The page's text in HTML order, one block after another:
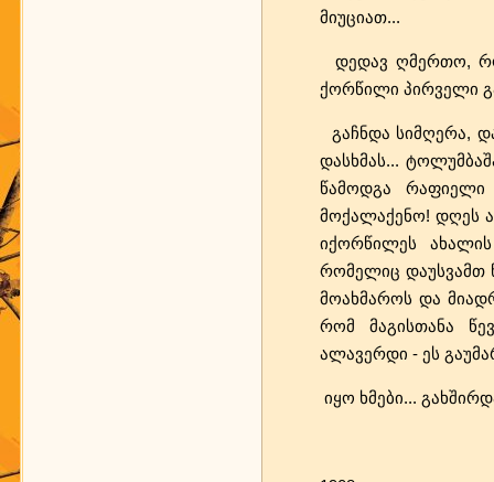
მიუციათ...
დედავ ღმერთო,
ქორწილი პირველი
გაჩნდა სიმღერა,
დასხმას...
წამოდგა
მოქალაქენო! დღეს
იქორწილეს
რომელიც დაუსვამთ
მოახმაროს და
რომ მაგისთანა
ალავერდი - ეს
იყო ხმები...